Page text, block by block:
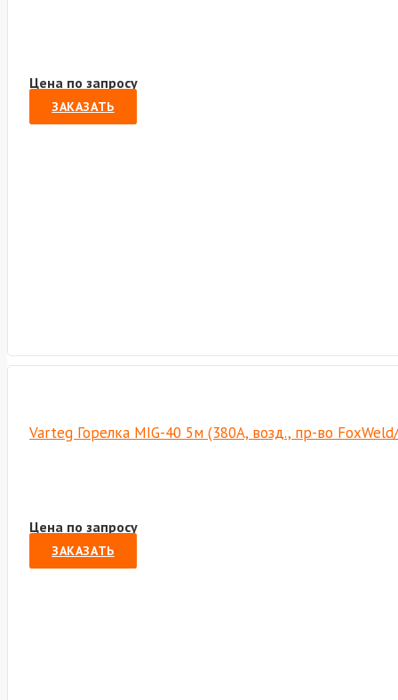
Цена по запросу
ЗАКАЗАТЬ
Varteg Горелка MIG-40 5м (380А, возд., пр-во
Цена по запросу
ЗАКАЗАТЬ